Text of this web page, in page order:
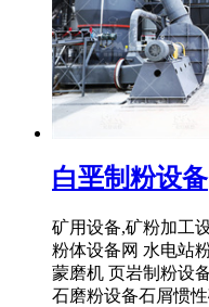
白垩制粉设备
矿用设备,矿粉加工
粉体设备网 水电站
蒙磨机 页岩制粉设
石磨粉设备石屑惯